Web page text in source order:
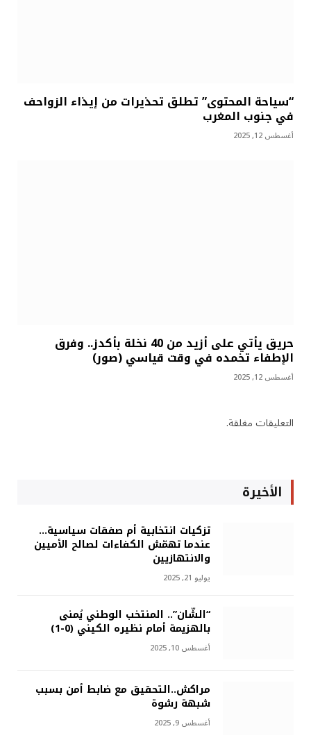
“سياحة المحتوى” تطلق تحذيرات من إيذاء الزواحف
في جنوب المغرب
أغسطس 12, 2025
حريق يأتي على أزيد من 40 نخلة بأكدز.. وفرق
الإطفاء تخمده في وقت قياسي (صور)
أغسطس 12, 2025
التعليقات مغلقة.
الأخيرة
تزكيات انتخابية أم صفقات سياسية…
عندما تهمّش الكفاءات لصالح الأميين
والانتهازيين
يوليو 21, 2025
“الشّان”.. المنتخب الوطني يُمنى
بالهزيمة أمام نظيره الكيني (0-1)
أغسطس 10, 2025
مراكش..التحقيق مع ضابط أمن بسبب
شبهة رشوة
أغسطس 9, 2025